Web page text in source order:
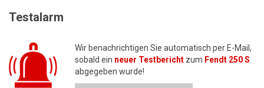
Testalarm
Wir benachrichtigen Sie automatisch per E-Mail,
sobald ein neuer Testbericht zum Fendt 250 S
abgegeben wurde!